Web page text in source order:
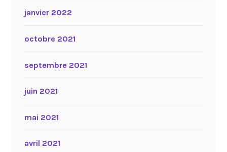
janvier 2022
octobre 2021
septembre 2021
juin 2021
mai 2021
avril 2021